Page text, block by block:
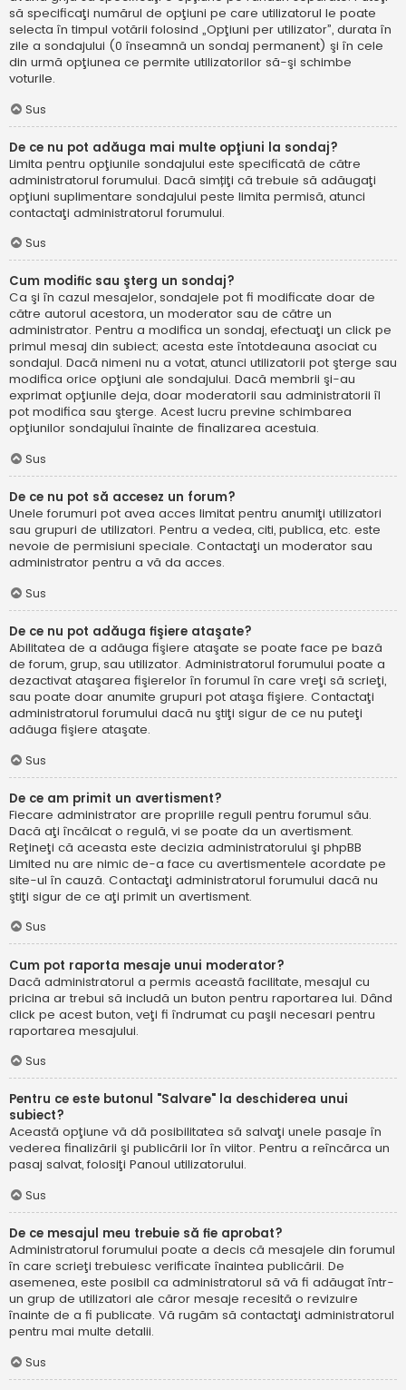
să specificaţi numărul de opţiuni pe care utilizatorul le poate
selecta în timpul votării folosind „Opţiuni per utilizator”, durata în
zile a sondajului (0 înseamnă un sondaj permanent) şi în cele
din urmă opţiunea ce permite utilizatorilor să-şi schimbe
voturile.
Sus
De ce nu pot adăuga mai multe opţiuni la sondaj?
Limita pentru opţiunile sondajului este specificată de către
administratorul forumului. Dacă simțiţi că trebuie să adăugaţi
opţiuni suplimentare sondajului peste limita permisă, atunci
contactaţi administratorul forumului.
Sus
Cum modific sau şterg un sondaj?
Ca şi în cazul mesajelor, sondajele pot fi modificate doar de
către autorul acestora, un moderator sau de către un
administrator. Pentru a modifica un sondaj, efectuaţi un click pe
primul mesaj din subiect; acesta este întotdeauna asociat cu
sondajul. Dacă nimeni nu a votat, atunci utilizatorii pot şterge sau
modifica orice opţiuni ale sondajului. Dacă membrii şi-au
exprimat opţiunile deja, doar moderatorii sau administratorii îl
pot modifica sau şterge. Acest lucru previne schimbarea
opţiunilor sondajului înainte de finalizarea acestuia.
Sus
De ce nu pot să accesez un forum?
Unele forumuri pot avea acces limitat pentru anumiţi utilizatori
sau grupuri de utilizatori. Pentru a vedea, citi, publica, etc. este
nevoie de permisiuni speciale. Contactaţi un moderator sau
administrator pentru a vă da acces.
Sus
De ce nu pot adăuga fişiere ataşate?
Abilitatea de a adăuga fişiere ataşate se poate face pe bază
de forum, grup, sau utilizator. Administratorul forumului poate a
dezactivat ataşarea fişierelor în forumul în care vreţi să scrieţi,
sau poate doar anumite grupuri pot ataşa fişiere. Contactaţi
administratorul forumului dacă nu ştiţi sigur de ce nu puteţi
adăuga fişiere ataşate.
Sus
De ce am primit un avertisment?
Fiecare administrator are propriile reguli pentru forumul său.
Dacă aţi încălcat o regulă, vi se poate da un avertisment.
Reţineţi că aceasta este decizia administratorului şi phpBB
Limited nu are nimic de-a face cu avertismentele acordate pe
site-ul în cauză. Contactaţi administratorul forumului dacă nu
ştiţi sigur de ce aţi primit un avertisment.
Sus
Cum pot raporta mesaje unui moderator?
Dacă administratorul a permis această facilitate, mesajul cu
pricina ar trebui să includă un buton pentru raportarea lui. Dând
click pe acest buton, veţi fi îndrumat cu paşii necesari pentru
raportarea mesajului.
Sus
Pentru ce este butonul "Salvare" la deschiderea unui
subiect?
Această opţiune vă dă posibilitatea să salvaţi unele pasaje în
vederea finalizării şi publicării lor în viitor. Pentru a reîncărca un
pasaj salvat, folosiţi Panoul utilizatorului.
Sus
De ce mesajul meu trebuie să fie aprobat?
Administratorul forumului poate a decis că mesajele din forumul
în care scrieţi trebuiesc verificate înaintea publicării. De
asemenea, este posibil ca administratorul să vă fi adăugat într-
un grup de utilizatori ale căror mesaje recesită o revizuire
înainte de a fi publicate. Vă rugăm să contactaţi administratorul
pentru mai multe detalii.
Sus